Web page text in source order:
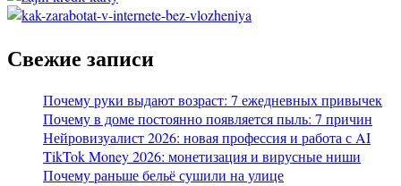
Свежие записи
Почему руки выдают возраст: 7 ежедневных привычек
Почему в доме постоянно появляется пыль: 7 причин
Нейровизуалист 2026: новая профессия и работа с AI
TikTok Money 2026: монетизация и вирусные ниши
Почему раньше бельё сушили на улице